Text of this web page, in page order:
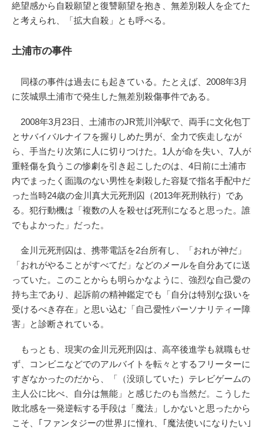
絶望感から自殺願望と復讐願望を抱き、無差別殺人を企てた
と考えられ、「拡大自殺」とも呼べる。
土浦市の事件
同様の事件は過去にも起きている。たとえば、2008年3月
に茨城県土浦市で発生した無差別殺傷事件である。
2008年3月23日、土浦市のJR荒川沖駅で、両手に文化包丁
とサバイバルナイフを握りしめた男が、全力で疾走しなが
ら、手当たり次第に人に切りつけた。1人が命を失い、7人が
重軽傷を負うこの惨劇を引き起こしたのは、4日前に土浦市
内でまったく面識のない男性を刺殺した容疑で指名手配中だ
った当時24歳の金川真大元死刑囚（2013年死刑執行）であ
る。犯行動機は「複数の人を殺せば死刑になると思った。誰
でもよかった」だった。
金川元死刑囚は、携帯電話を2台所有し、「おれが神だ」
「おれがやることがすべてだ」などのメールを自分あてに送
っていた。このことからも明らかなように、強烈な自己愛の
持ち主であり、起訴前の精神鑑定でも「自分は特別な扱いを
受けるべき存在」と思い込む「自己愛性パーソナリティー障
害」と診断されている。
もっとも、現実の金川元死刑囚は、高卒後進学も就職もせ
ず、コンビニなどでのアルバイトを転々とするフリーターに
すぎなかったのだから、「（没頭していた）テレビゲームの
主人公に比べ、自分は無能」と感じたのも当然だ。こうした
敗北感を一発逆転する手段は「魔法」しかないと思ったから
こそ、｢ファンタジーの世界｣に憧れ、｢魔法使いになりたい｣